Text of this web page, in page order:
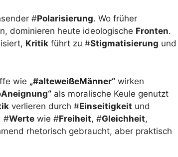
#Polarisierung. Wo früher
dominieren heute ideologische Fronten.
Kritik führt zu #Stigmatisierung und
wie „#alteweißeMänner“ wirken
als moralische Keule genutzt
verlieren durch #Einseitigkeit und
#Werte wie #Freiheit, #Gleichheit,
rhetorisch gebraucht, aber praktisch